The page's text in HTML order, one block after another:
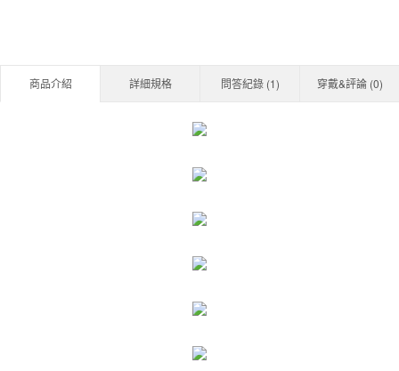
商品介紹 詳細規格 問答紀錄 (1) 穿戴&評論 (0)